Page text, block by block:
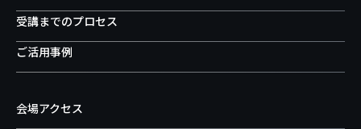
受講までのプロセス
ご活用事例
会場アクセス